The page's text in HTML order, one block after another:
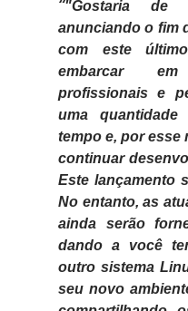
"Gostaria de
anunciando o fim
com este
embarcar
profissionais e
uma
tempo e, por esse
continuar
Este lançamento
No entanto, as
ainda serão
dando a você
outro sistema
seu novo